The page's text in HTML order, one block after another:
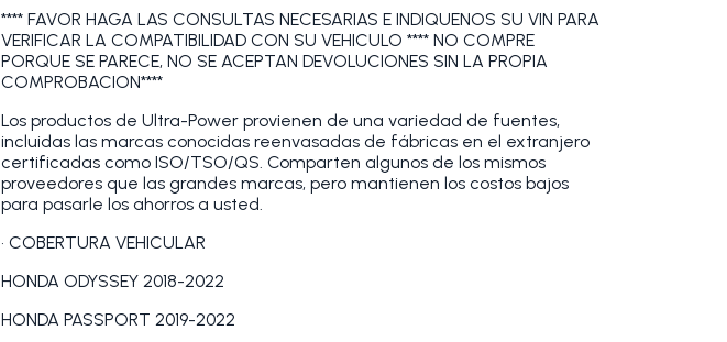
**** FAVOR HAGA LAS CONSULTAS NECESARIAS E INDIQUENOS SU VIN PARA
VERIFICAR LA COMPATIBILIDAD CON SU VEHICULO **** NO COMPRE
PORQUE SE PARECE, NO SE ACEPTAN DEVOLUCIONES SIN LA PROPIA
COMPROBACION****
Los productos de Ultra-Power provienen de una variedad de fuentes,
incluidas las marcas conocidas reenvasadas de fábricas en el extranjero
certificadas como ISO/TSO/QS. Comparten algunos de los mismos
proveedores que las grandes marcas, pero mantienen los costos bajos
para pasarle los ahorros a usted.
• COBERTURA VEHICULAR
HONDA ODYSSEY 2018-2022
HONDA PASSPORT 2019-2022